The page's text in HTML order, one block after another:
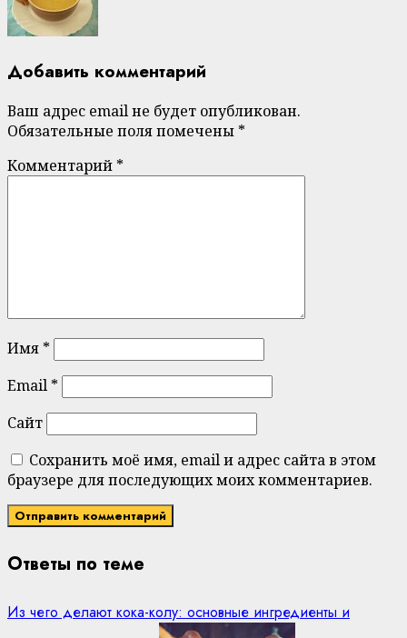
Добавить комментарий
Ваш адрес email не будет опубликован.
Обязательные поля помечены *
Комментарий *
Имя *
Email *
Сайт
Сохранить моё имя, email и адрес сайта в этом
браузере для последующих моих комментариев.
Ответы по теме
Из чего делают кока-колу: основные ингредиенты и